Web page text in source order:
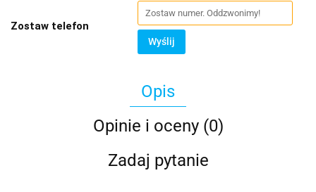
Zostaw telefon
Wyślij
Opis
Opinie i oceny (0)
Zadaj pytanie